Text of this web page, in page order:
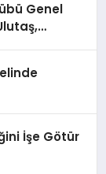
Genel
İşe Götür